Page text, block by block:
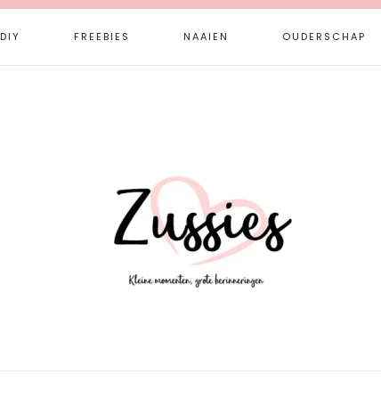
DIY FREEBIES NAAIEN OUDERSCHAP